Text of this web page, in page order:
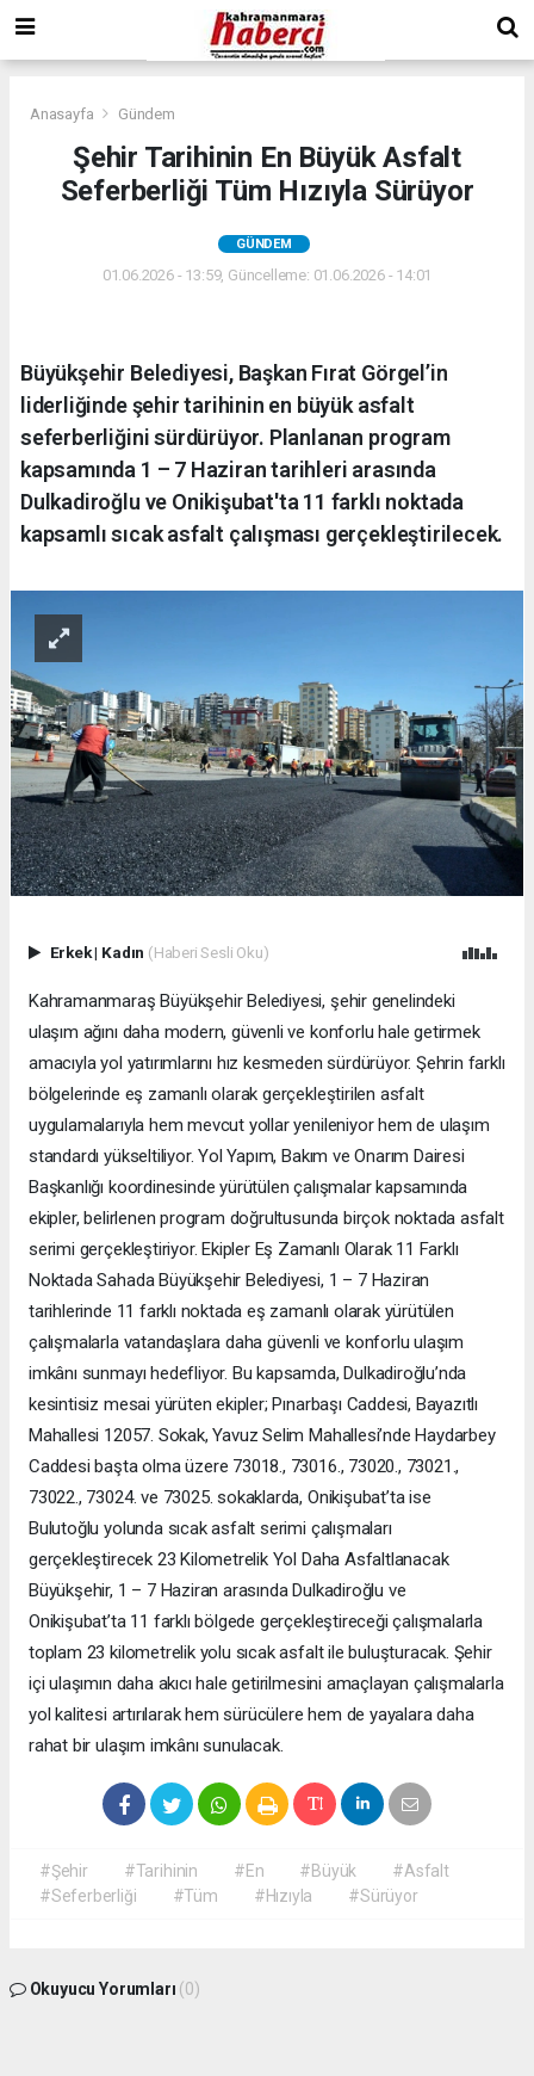
Anasayfa Gündem
Şehir Tarihinin En Büyük Asfalt
Seferberliği Tüm Hızıyla Sürüyor
GÜNDEM
01.06.2026 - 13:59, Güncelleme: 01.06.2026 - 14:01
Büyükşehir Belediyesi, Başkan Fırat Görgel’in
liderliğinde şehir tarihinin en büyük asfalt
seferberliğini sürdürüyor. Planlanan program
kapsamında 1 – 7 Haziran tarihleri arasında
Dulkadiroğlu ve Onikişubat'ta 11 farklı noktada
kapsamlı sıcak asfalt çalışması gerçekleştirilecek.
Erkek| Kadın (Haberi Sesli Oku)
Kahramanmaraş Büyükşehir Belediyesi, şehir genelindeki
ulaşım ağını daha modern, güvenli ve konforlu hale getirmek
amacıyla yol yatırımlarını hız kesmeden sürdürüyor. Şehrin farklı
bölgelerinde eş zamanlı olarak gerçekleştirilen asfalt
uygulamalarıyla hem mevcut yollar yenileniyor hem de ulaşım
standardı yükseltiliyor. Yol Yapım, Bakım ve Onarım Dairesi
Başkanlığı koordinesinde yürütülen çalışmalar kapsamında
ekipler, belirlenen program doğrultusunda birçok noktada asfalt
serimi gerçekleştiriyor. Ekipler Eş Zamanlı Olarak 11 Farklı
Noktada Sahada Büyükşehir Belediyesi, 1 – 7 Haziran
tarihlerinde 11 farklı noktada eş zamanlı olarak yürütülen
çalışmalarla vatandaşlara daha güvenli ve konforlu ulaşım
imkânı sunmayı hedefliyor. Bu kapsamda, Dulkadiroğlu’nda
kesintisiz mesai yürüten ekipler; Pınarbaşı Caddesi, Bayazıtlı
Mahallesi 12057. Sokak, Yavuz Selim Mahallesi’nde Haydarbey
Caddesi başta olma üzere 73018., 73016., 73020., 73021.,
73022., 73024. ve 73025. sokaklarda, Onikişubat’ta ise
Bulutoğlu yolunda sıcak asfalt serimi çalışmaları
gerçekleştirecek 23 Kilometrelik Yol Daha Asfaltlanacak
Büyükşehir, 1 – 7 Haziran arasında Dulkadiroğlu ve
Onikişubat’ta 11 farklı bölgede gerçekleştireceği çalışmalarla
toplam 23 kilometrelik yolu sıcak asfalt ile buluşturacak. Şehir
içi ulaşımın daha akıcı hale getirilmesini amaçlayan çalışmalarla
yol kalitesi artırılarak hem sürücülere hem de yayalara daha
rahat bir ulaşım imkânı sunulacak.
#Şehir #Tarihinin #En #Büyük
#Asfalt
#Seferberliği
#Tüm #Hızıyla #Sürüyor
Okuyucu Yorumları (0)